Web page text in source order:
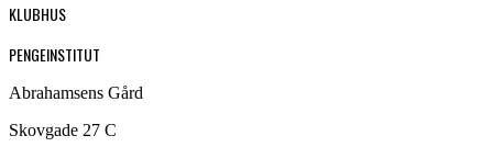
KLUBHUS
PENGEINSTITUT
Abrahamsens Gård
Skovgade 27 C